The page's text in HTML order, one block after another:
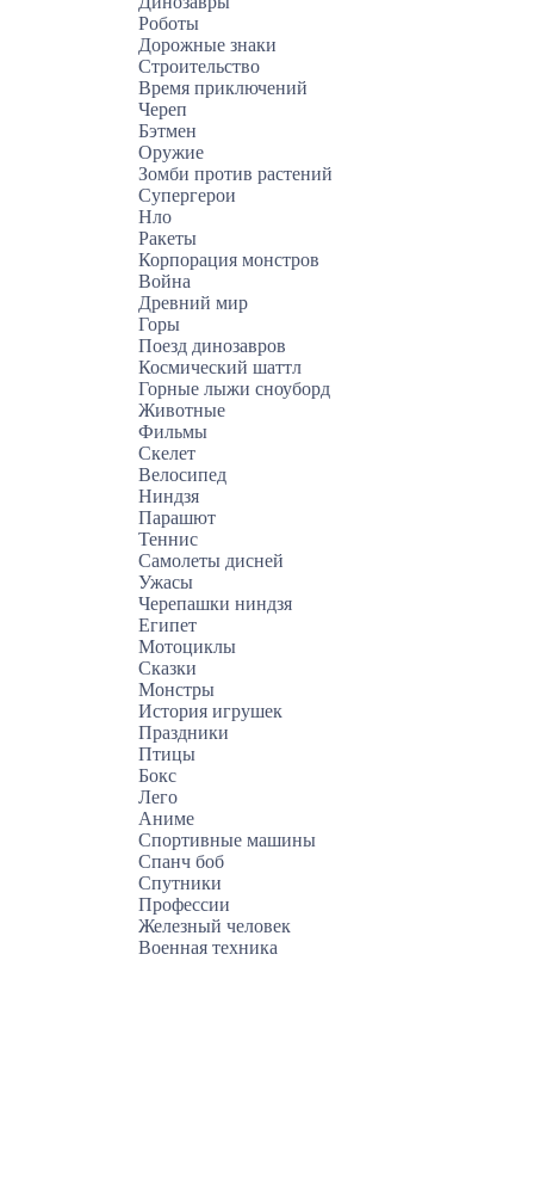
Роботы
Дорожные знаки
Строительство
Время приключений
Череп
Бэтмен
Оружие
Зомби против растений
Супергерои
Нло
Ракеты
Корпорация монстров
Война
Древний мир
Горы
Поезд динозавров
Космический шаттл
Горные лыжи сноуборд
Животные
Фильмы
Скелет
Велосипед
Ниндзя
Парашют
Теннис
Самолеты дисней
Ужасы
Черепашки ниндзя
Египет
Мотоциклы
Сказки
Монстры
История игрушек
Праздники
Птицы
Бокс
Лего
Аниме
Спортивные машины
Спанч боб
Спутники
Профессии
Железный человек
Военная техника